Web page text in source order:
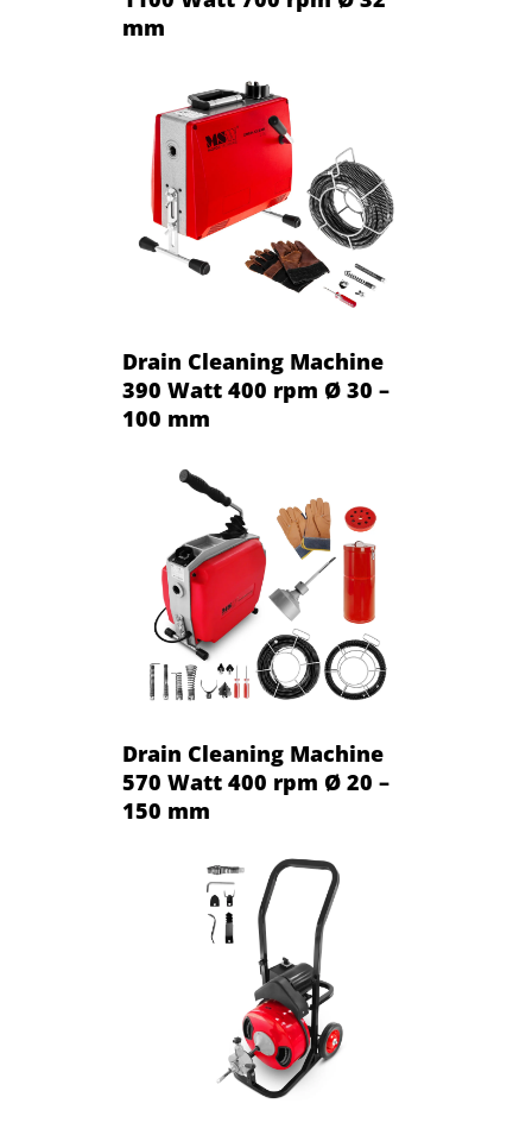
mm
Drain Cleaning Machine
390 Watt 400 rpm Ø 30 –
100 mm
Drain Cleaning Machine
570 Watt 400 rpm Ø 20 –
150 mm